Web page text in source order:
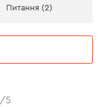
Питання (2)
/5